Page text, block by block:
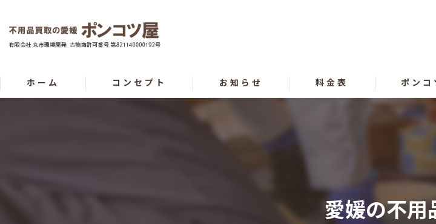
ホーム コンセプト お知らせ 料金表 ポンコ
遺品整理
愛媛の不用
愛媛の不用